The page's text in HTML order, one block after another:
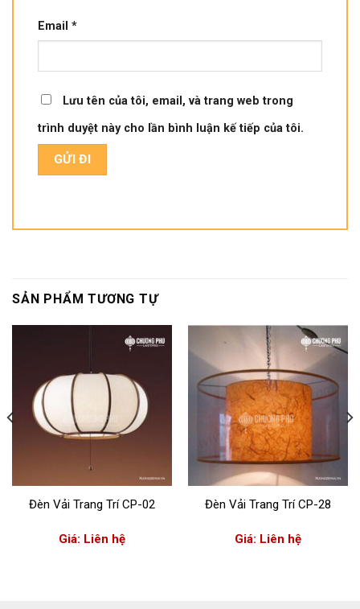
Email *
Lưu tên của tôi, email, và trang web trong
trình duyệt này cho lần bình luận kế tiếp của tôi.
SẢN PHẨM TƯƠNG TỰ
Đèn Vải Trang Trí CP-02
Giá: Liên hệ
Đèn Vải Trang Trí CP-28
Giá: Liên hệ